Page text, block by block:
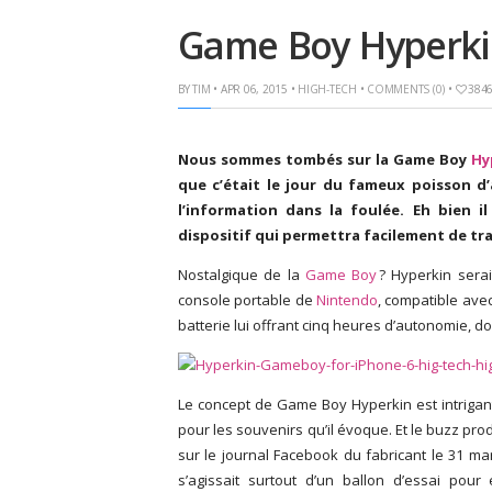
Game Boy
BYTIM • APR 06, 2015 • HIGH-TECH • COMMENTS (0) • 3846
Nous sommes tombés sur la Game Boy
que c’était le jour du fameux poisson
l’information dans la foulée. Eh bien
dispositif qui permettra facilement de
Nostalgique de la Game Boy? Hyperkin
console portable deNintendo, compatible
batterie lui offrant cinq heures d’autonomie,
Le concept de Game Boy Hyperkin est
pour les souvenirs qu’il évoque. Et le buzz
sur le journal Facebook du fabricant le 31
s’agissait surtout d’un ballon d’essai